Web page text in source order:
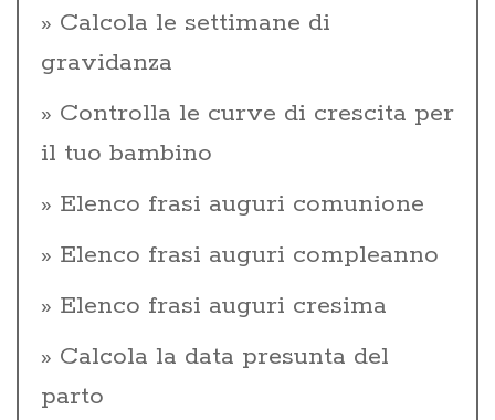
Calcola le settimane di
gravidanza
Controlla le curve di crescita per
il tuo bambino
Elenco frasi auguri comunione
Elenco frasi auguri compleanno
Elenco frasi auguri cresima
Calcola la data presunta del
parto